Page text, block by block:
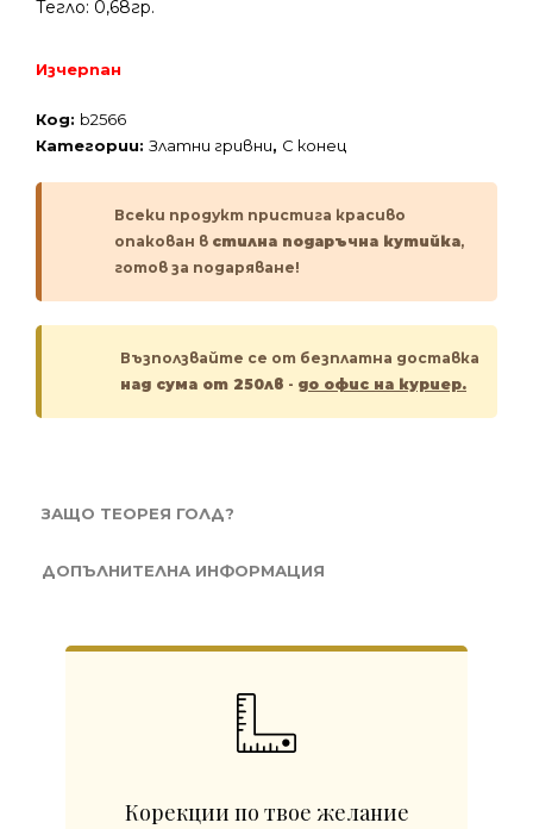
Тегло: 0,68гр.
Изчерпан
Код: b2566
Категории: Златни гривни, С конец
Всеки продукт пристига красиво
опакован в стилна подаръчна кутийка,
готов за подаряване!
Възползвайте се от безплатна доставка
над сума от 250лв - до офис на куриер.
ЗАЩО ТЕОРЕЯ ГОЛД?
ДОПЪЛНИТЕЛНА ИНФОРМАЦИЯ
Корекции по твое желание